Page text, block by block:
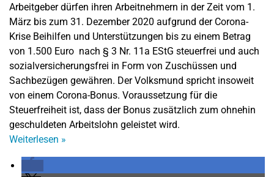
Arbeitgeber dürfen ihren Arbeitnehmern in der Zeit vom 1.
März bis zum 31. Dezember 2020 aufgrund der Corona-
Krise Beihilfen und Unterstützungen bis zu einem Betrag
von 1.500 Euro nach § 3 Nr. 11a EStG steuerfrei und auch
sozialversicherungsfrei in Form von Zuschüssen und
Sachbezügen gewähren. Der Volksmund spricht insoweit
von einem Corona-Bonus. Voraussetzung für die
Steuerfreiheit ist, dass der Bonus zusätzlich zum ohnehin
geschuldeten Arbeitslohn geleistet wird.
Weiterlesen »